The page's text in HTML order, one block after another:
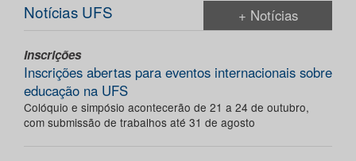
Notícias UFS + Notícias
Inscrições
Inscrições abertas para eventos internacionais sobre
educação na UFS
Colóquio e simpósio acontecerão de 21 a 24 de outubro,
com submissão de trabalhos até 31 de agosto